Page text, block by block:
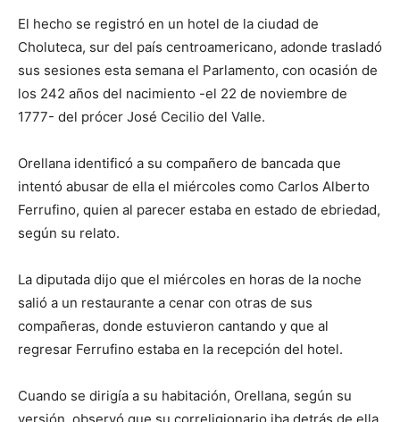
El hecho se registró en un hotel de la ciudad de
Choluteca, sur del país centroamericano, adonde trasladó
sus sesiones esta semana el Parlamento, con ocasión de
los 242 años del nacimiento -el 22 de noviembre de
1777- del prócer José Cecilio del Valle.
Orellana identificó a su compañero de bancada que
intentó abusar de ella el miércoles como Carlos Alberto
Ferrufino, quien al parecer estaba en estado de ebriedad,
según su relato.
La diputada dijo que el miércoles en horas de la noche
salió a un restaurante a cenar con otras de sus
compañeras, donde estuvieron cantando y que al
regresar Ferrufino estaba en la recepción del hotel.
Cuando se dirigía a su habitación, Orellana, según su